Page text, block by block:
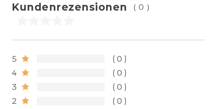
Kundenrezensionen (0)
5
0
4
0
3
0
2
0